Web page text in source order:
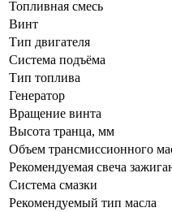
Топливная смесь
Винт
Тип двигателя
Система подъёма
Тип топлива
Генератор
Вращение винта
Высота транца, мм
Объем трансмиссионного
Рекомендуемая свеча
Система смазки
Рекомендуемый тип масла